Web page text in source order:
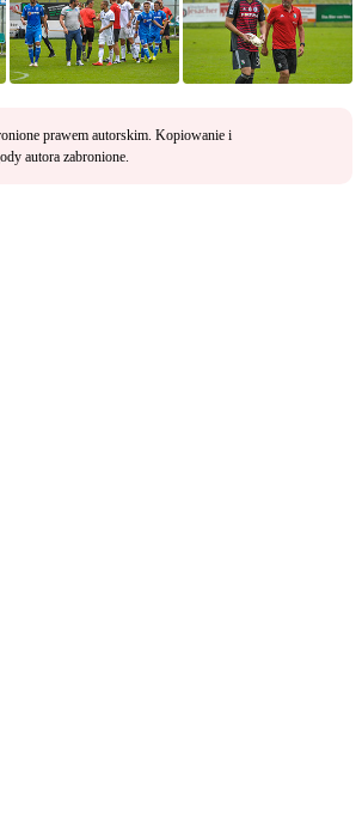
prawem autorskim. Kopiowanie i
autora zabronione.